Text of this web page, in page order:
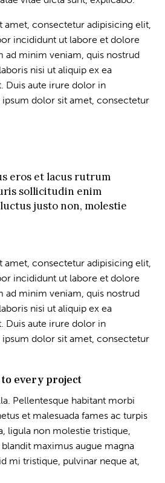
amet, consectetur adipisicing elit,
incididunt ut labore et dolore
ad minim veniam, quis nostrud
nisi ut aliquip ex ea
Duis aute irure dolor in
dolor sit amet, consectetur
eros et lacus rutrum
sollicitudin enim
justo non, molestie
amet, consectetur adipisicing elit,
incididunt ut labore et dolore
ad minim veniam, quis nostrud
nisi ut aliquip ex ea
Duis aute irure dolor in
dolor sit amet, consectetur
every project
Pellentesque habitant morbi
et malesuada fames ac turpis
ligula non molestie tristique,
maximus augue magna
mi tristique, pulvinar neque at,